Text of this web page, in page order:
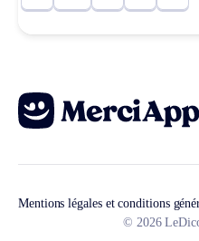
Mentions légales et conditions
© 2026